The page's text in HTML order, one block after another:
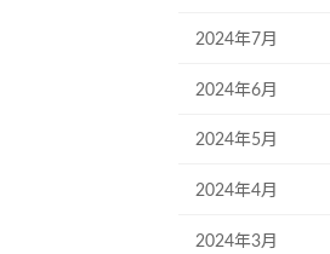
2024年7月
2024年6月
2024年5月
2024年4月
2024年3月